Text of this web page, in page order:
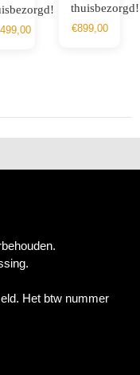
thuisbezorgd!
€899,00
Het btw nummer